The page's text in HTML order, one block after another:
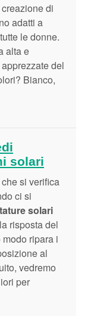
di
adatti a
le donne.
alta e
del
Bianco,
solari
si verifica
ci si
solari
risposta del
ripara i
al
vedremo
per